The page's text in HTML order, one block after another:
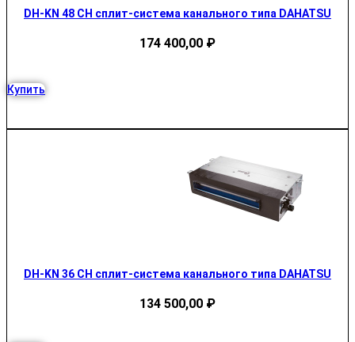
DH-KN 48 CH сплит-система канального типа DAHATSU
174 400,00 ₽
Купить
DH-KN 36 CH сплит-система канального типа DAHATSU
134 500,00 ₽